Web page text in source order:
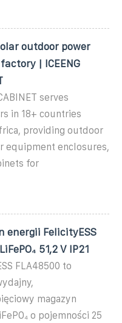
outdoor power
| ICEENG
serves
in 18+ countries
providing outdoor
equipment enclosures,
for
energii FelicityESS
51,2 V IP21
FLA48500 to
magazyn
o pojemności 25